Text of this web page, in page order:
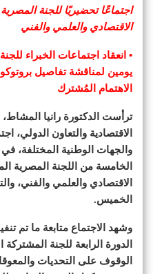
اجتماعًا تحضيريًا للجنة
الاقتصادي والعلمي والفني
• انعقاد اجتماعات الخبراء
يومين لمناقشة تفاصيل
الاهتمام المُشترك
ترأست الدكتورة رانيا المشاط،
الاقتصادية والتعاون الدولي،
والجهات الوطنية المختلفة، في
الخامسة من اللجنة المصرية
الاقتصادي والعلمي والفني،
الخميس.
وشهد الاجتماع متابعة ما تم
الدورة الرابعة للجنة
الوقوف على التحديات